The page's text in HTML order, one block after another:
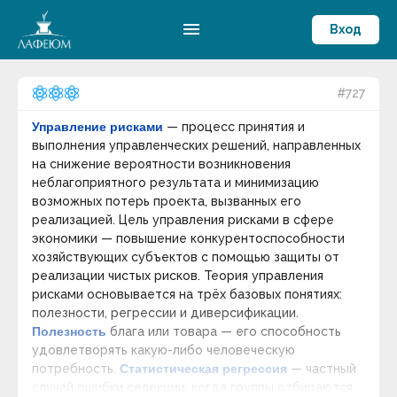
menu Вход
#727
Управление рисками — процесс принятия и
выполнения управленческих решений, направленных
на снижение вероятности возникновения
неблагоприятного результата и минимизацию
возможных потерь проекта, вызванных его
реализацией. Цель управления рисками в сфере
экономики — повышение конкурентоспособности
хозяйствующих субъектов с помощью защиты от
реализации чистых рисков. Теория управления
рисками основывается на трёх базовых понятиях:
полезности, регрессии и диверсификации.
Полезность блага или товара — его способность
удовлетворять какую-либо человеческую
потребность. Статистическая регрессия — частный